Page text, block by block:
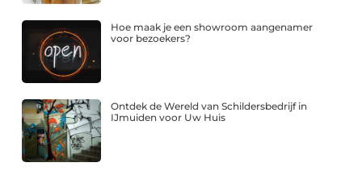
Hoe maak je een showroom aangenamer
voor bezoekers?
Ontdek de Wereld van Schildersbedrijf in
IJmuiden voor Uw Huis